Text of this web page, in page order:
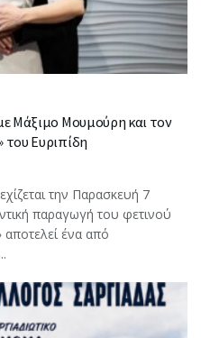
Μάξιμο Μουμούρη και τον
του Ευριπίδη
την Παρασκευή 7
παραγωγή του φετινού
αποτελεί ένα από